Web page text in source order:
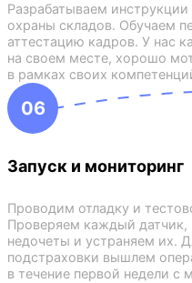
Разрабатываем
охраны складов. Обучаем
аттестацию кадров. У нас
на своем месте, хорошо
в рамках своих
06
Запуск и мониторинг
Проводим отладку и
Проверяем каждый датчик,
недочеты и устраняем их.
подстраховки вышлем
в течение первой недели с